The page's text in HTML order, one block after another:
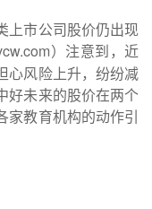
上市公司股价仍出现
）注意到，近
心风险上升，纷纷减
好未来的股价在两个
家教育机构的动作引